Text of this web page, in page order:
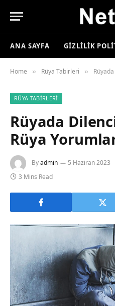
ANA SAYFA GIZLILIK
Home » Rüya Tabirleri »
RÜYA TABIRLERI
Rüyada
Rüya
Byadmin 5 Haziran 2023
3 Mins Read